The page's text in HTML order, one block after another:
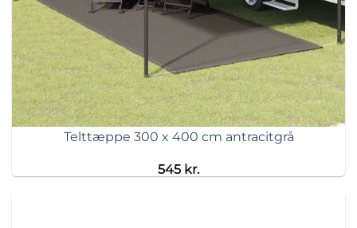
Telttæppe 300 x 400 cm antracitgrå
545 kr.